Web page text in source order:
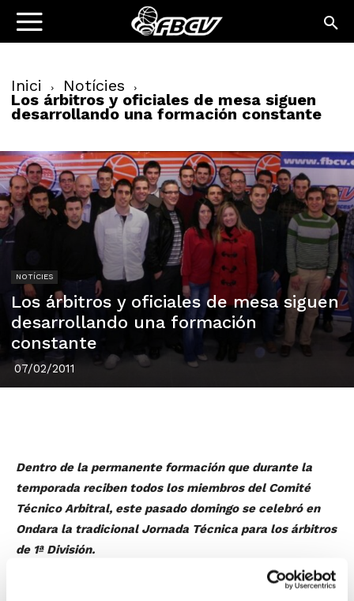
Inici Notícies
Los árbitros y oficiales de mesa siguen
desarrollando una formación constante
NOTÍCIES
Los árbitros y oficiales de mesa siguen
desarrollando una formación
constante
07/02/2011
Dentro de la permanente formación que durante la
temporada reciben todos los miembros del Comité
Técnico Arbitral, este pasado domingo se celebró en
Ondara la tradicional Jornada Técnica para los árbitros
de 1ª División.
La actividad reúne siempre a todos los árbitros de la
categoría, y sirve para seguir avanzando en la